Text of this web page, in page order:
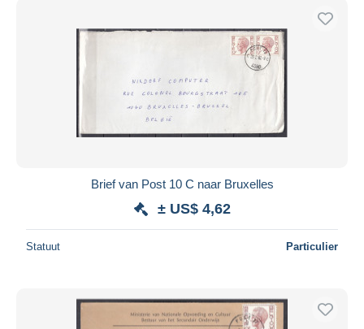
Brief van Post 10 C naar Bruxelles
± US$ 4,62
Statuut Particulier